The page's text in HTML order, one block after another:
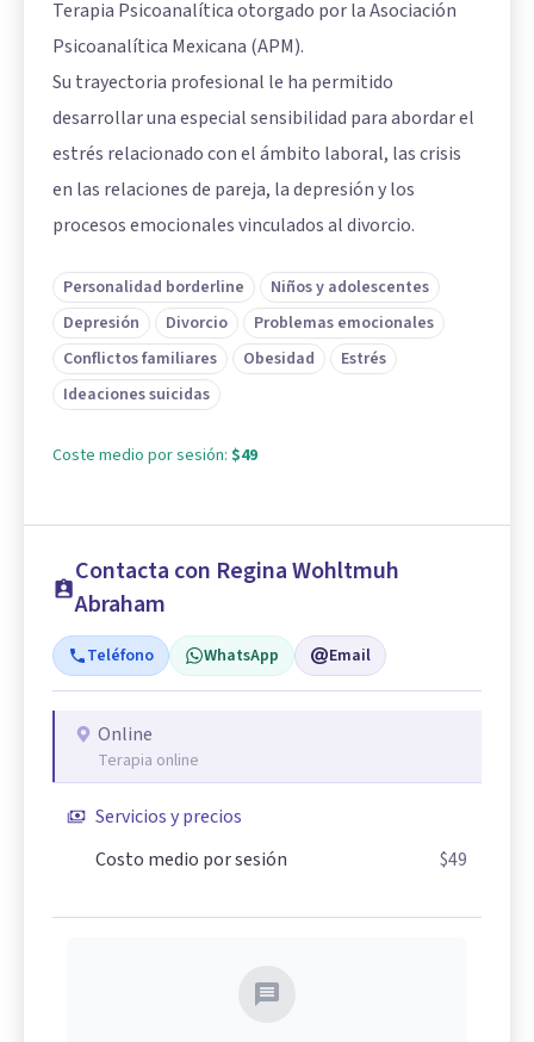
Terapia Psicoanalítica otorgado por la Asociación
Psicoanalítica Mexicana (APM).
Su trayectoria profesional le ha permitido
desarrollar una especial sensibilidad para abordar el
estrés relacionado con el ámbito laboral, las crisis
en las relaciones de pareja, la depresión y los
procesos emocionales vinculados al divorcio.
Personalidad borderline
Niños y adolescentes
Depresión
Divorcio
Problemas emocionales
Conflictos familiares
Obesidad
Estrés
Ideaciones suicidas
Coste medio por sesión: $49
Contacta con Regina Wohltmuh
Abraham
Teléfono WhatsApp Email
Online
Terapia online
Servicios y precios
Costo medio por sesión
$49